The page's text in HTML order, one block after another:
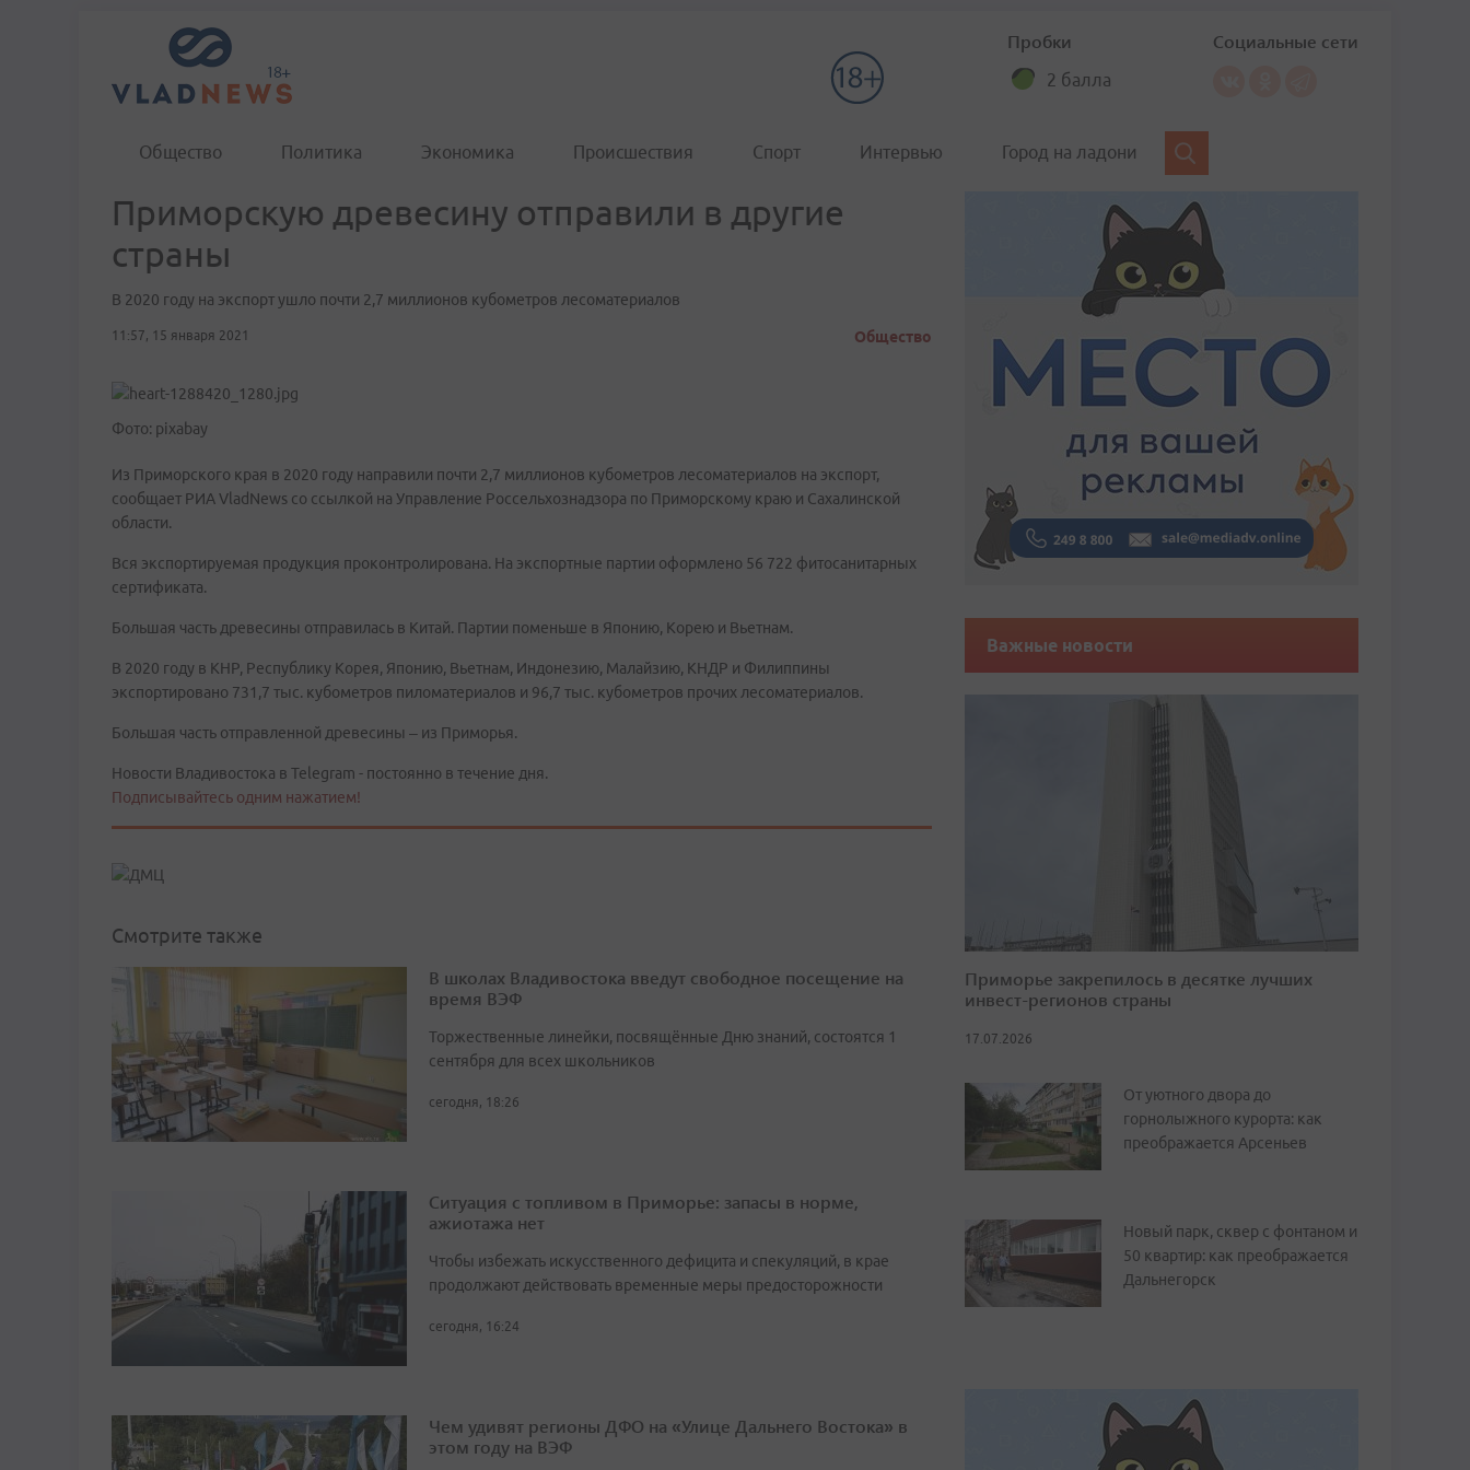
Пробки
2 балла
Социальные сети
Общество Политика Экономика Происшествия Спорт Интервью Город на ладони
Приморскую древесину отправили в другие
страны
В 2020 году на экспорт ушло почти 2,7 миллионов кубометров лесоматериалов
11:57, 15 января 2021 Общество
Фото: pixabay
Из Приморского края в 2020 году направили почти 2,7 миллионов кубометров лесоматериалов на экспорт,
сообщает РИА VladNews со ссылкой на Управление Россельхознадзора по Приморскому краю и Сахалинской
области.
Вся экспортируемая продукция проконтролирована. На экспортные партии оформлено 56 722 фитосанитарных
сертификата.
Большая часть древесины отправилась в Китай. Партии поменьше в Японию, Корею и Вьетнам.
В 2020 году в КНР, Республику Корея, Японию, Вьетнам, Индонезию, Малайзию, КНДР и Филиппины
экспортировано 731,7 тыс. кубометров пиломатериалов и 96,7 тыс. кубометров прочих лесоматериалов.
Большая часть отправленной древесины – из Приморья.
Новости Владивостока в Telegram - постоянно в течение дня.
Подписывайтесь одним нажатием!
Смотрите также
В школах Владивостока введут свободное посещение на
время ВЭФ
Торжественные линейки, посвящённые Дню знаний, состоятся 1
сентября для всех школьников
сегодня, 18:26
Ситуация с топливом в Приморье: запасы в норме,
ажиотажа нет
Чтобы избежать искусственного дефицита и спекуляций, в крае
продолжают действовать временные меры предосторожности
сегодня, 16:24
Чем удивят регионы ДФО на «Улице Дальнего Востока» в
этом году на ВЭФ
Важные новости
Приморье закрепилось в десятке лучших
инвест-регионов страны
17.07.2026
От уютного двора до
горнолыжного курорта: как
преображается Арсеньев
Новый парк, сквер с фонтаном и
50 квартир: как преображается
Дальнегорск